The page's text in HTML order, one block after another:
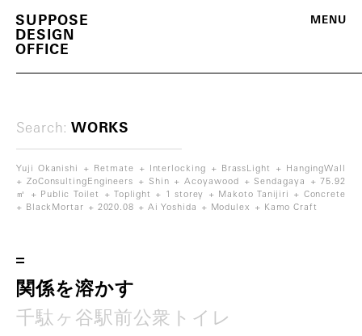
SU P POS E
D ES G N
O F F C E
M E N U
Search: WORKS
千駄 ヶ 谷駅前公衆 ト イ レ
関係を溶かす
Yuji Okanishi Retmate Interlocking BrassLight
HangingWall
ZoConsultingEngineers
Shin Acoyawood Sendagaya
75.92
㎡
Public Toilet Toplight 1 storey Makoto Tanijiri
Concrete
BlackMortar
2020.08 Ai Yoshida Modulex
Kamo Craft